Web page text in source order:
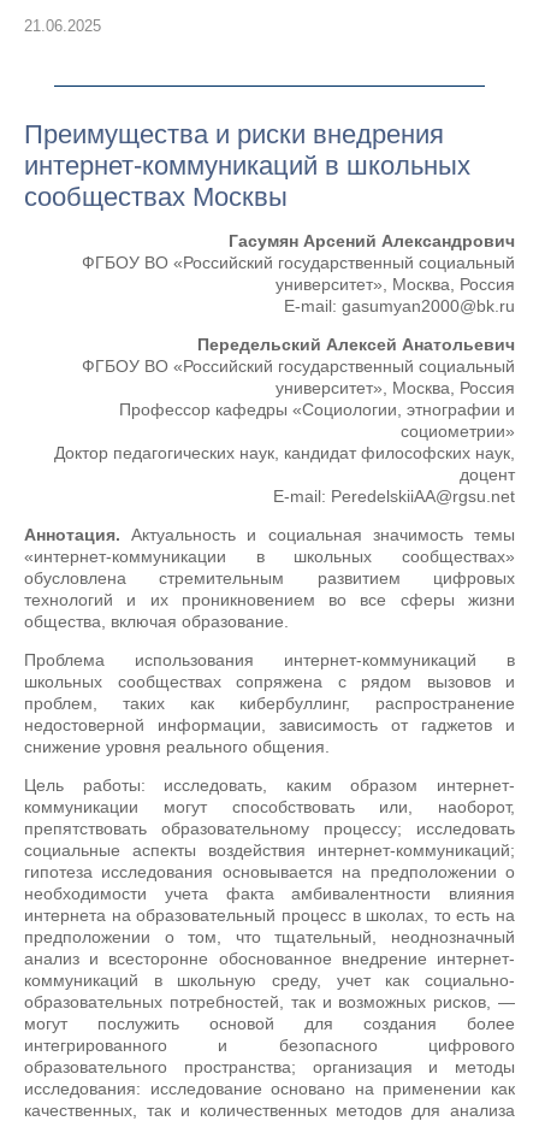
21.06.2025
Преимущества и риски внедрения
интернет-коммуникаций в школьных
сообществах Москвы
Гасумян Арсений Александрович
ФГБОУ ВО «Российский государственный социальный
университет», Москва, Россия
E-mail: gasumyan2000@bk.ru
Передельский Алексей Анатольевич
ФГБОУ ВО «Российский государственный социальный
университет», Москва, Россия
Профессор кафедры «Социологии, этнографии и
социометрии»
Доктор педагогических наук, кандидат философских наук,
доцент
E-mail: PeredelskiiAA@rgsu.net
Аннотация. Актуальность и социальная значимость темы
«интернет-коммуникации в школьных сообществах»
обусловлена стремительным развитием цифровых
технологий и их проникновением во все сферы жизни
общества, включая образование.
Проблема использования интернет-коммуникаций в
школьных сообществах сопряжена с рядом вызовов и
проблем, таких как кибербуллинг, распространение
недостоверной информации, зависимость от гаджетов и
снижение уровня реального общения.
Цель работы: исследовать, каким образом интернет-
коммуникации могут способствовать или, наоборот,
препятствовать образовательному процессу; исследовать
социальные аспекты воздействия интернет-коммуникаций;
гипотеза исследования основывается на предположении о
необходимости учета факта амбивалентности влияния
интернета на образовательный процесс в школах, то есть на
предположении о том, что тщательный, неоднозначный
анализ и всесторонне обоснованное внедрение интернет-
коммуникаций в школьную среду, учет как социально-
образовательных потребностей, так и возможных рисков, —
могут послужить основой для создания более
интегрированного и безопасного цифрового
образовательного пространства; организация и методы
исследования: исследование основано на применении как
качественных, так и количественных методов для анализа